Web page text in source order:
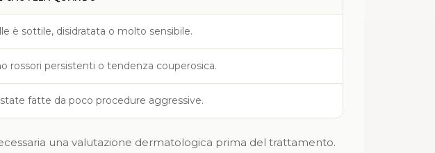
è sottile, disidratata o molto sensibile.
rossori persistenti o tendenza couperosica.
fatte da poco procedure aggressive.
una valutazione dermatologica prima del trattamento.